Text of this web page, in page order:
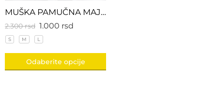
MUŠKA PAMUČNA MAJICA SA KRAGNOM ZELENO/BELA
2.300rsd 1.000 rsd
S M L
Odaberite opcije